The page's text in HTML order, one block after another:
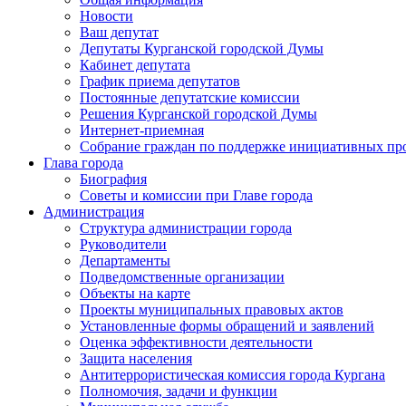
Новости
Ваш депутат
Депутаты Курганской городской Думы
Кабинет депутата
График приема депутатов
Постоянные депутатские комиссии
Решения Курганской городской Думы
Интернет-приемная
Собрание граждан по поддержке инициативных
Глава города
Биография
Советы и комиссии при Главе города
Администрация
Структура администрации города
Руководители
Департаменты
Подведомственные организации
Объекты на карте
Проекты муниципальных правовых актов
Установленные формы обращений и заявлений
Оценка эффективности деятельности
Защита населения
Антитеррористическая комиссия города Кургана
Полномочия, задачи и функции